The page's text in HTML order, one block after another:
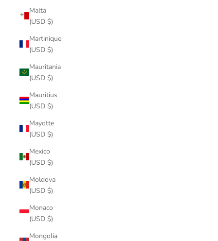
Malta
(USD $)
Martinique
(USD $)
Mauritania
(USD $)
Mauritius
(USD $)
Mayotte
(USD $)
Mexico
(USD $)
Moldova
(USD $)
Monaco
(USD $)
Mongolia